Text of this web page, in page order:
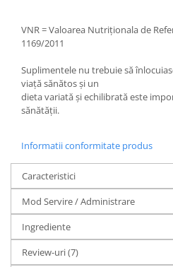
​VNR = Valoarea Nutriționala de
1169/2011
Suplimentele nu trebuie să
viață sănătos și un
dieta variată și echilibrată este
sănătății.
Informatii conformitate produs
Caracteristici
Mod Servire / Administrare
Ingrediente
Review-uri(7)